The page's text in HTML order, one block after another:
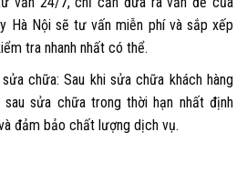
Hà Nội sẽ tư vấn miễn phí và sắp xếp
tra nhanh nhất có thể.
chữa: Sau khi sửa chữa khách hàng
sửa chữa trong thời hạn nhất định
đảm bảo chất lượng dịch vụ.